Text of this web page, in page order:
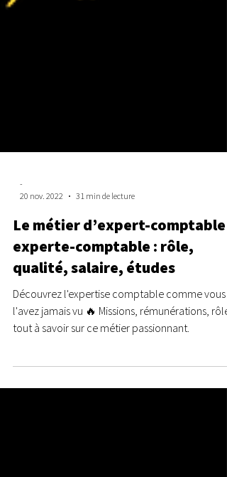
20 nov. 2022
31 min de lecture
Le métier d’expert-comptable /
experte-comptable : rôle,
qualité, salaire, études
Découvrez l'expertise comptable comme vous